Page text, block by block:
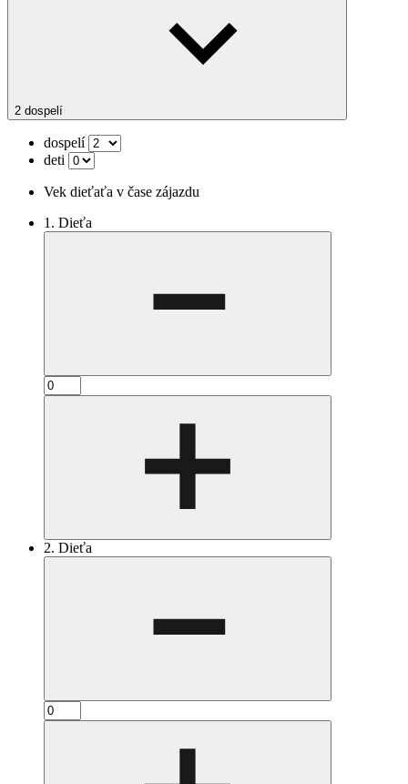
2 dospelí
dospelí
deti
Vek dieťaťa v čase zájazdu
1. Dieťa
2. Dieťa